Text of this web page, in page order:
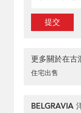
提交
更多關於在古
住宅出售
BELGRAVIA